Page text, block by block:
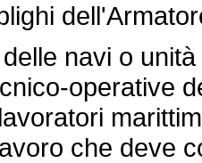
navi o unità
operative
che deve